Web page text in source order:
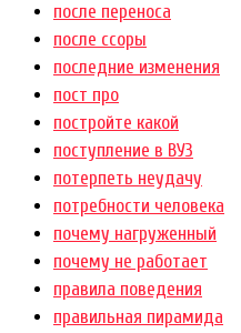
после переноса
после ссоры
последние изменения
пост про
постройте какой
поступление в ВУЗ
потерпеть неудачу
потребности человека
почему нагруженный
почему не работает
правила поведения
правильная пирамида